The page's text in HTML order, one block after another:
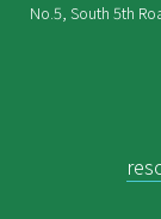
No.5, South 5th